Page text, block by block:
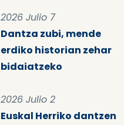
2026 Julio 7
Dantza zubi, mende
erdiko historian zehar
bidaiatzeko
2026 Julio 2
Euskal Herriko dantzen